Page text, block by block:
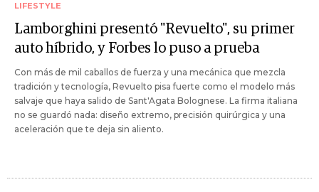
LIFESTYLE
Lamborghini presentó "Revuelto", su primer
auto híbrido, y Forbes lo puso a prueba
Con más de mil caballos de fuerza y una mecánica que mezcla
tradición y tecnología, Revuelto pisa fuerte como el modelo más
salvaje que haya salido de Sant'Agata Bolognese. La firma italiana
no se guardó nada: diseño extremo, precisión quirúrgica y una
aceleración que te deja sin aliento.